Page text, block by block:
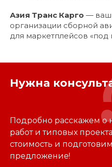
Азия Транс Карго — ваш
организации сборной
для маркетплейсов «под
Нужна
Подробно расскажем о
работ и типовых
стоимость и
предложение!